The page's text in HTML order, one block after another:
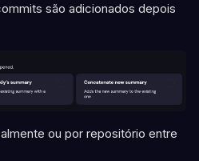
são adicionados depois
ou por repositório entre